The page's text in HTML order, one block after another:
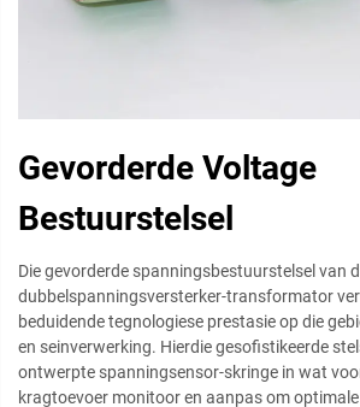
Gevorderde Voltage
Bestuurstelsel
Die gevorderde spanningsbestuurstelsel van
dubbelspanningsversterker-transformator
beduidende tegnologiese prestasie op die
en seinverwerking. Hierdie gesofistikeerde
ontwerpte spanningsensor-skringe in wat
kragtoevoer monitoor en aanpas om